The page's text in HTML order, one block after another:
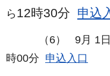
ら 12時30分 申込
（6） 9月 1日
時00分 申込入口